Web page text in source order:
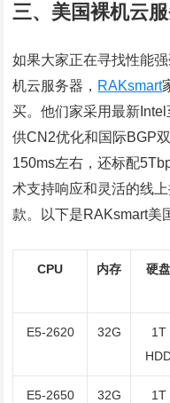
三、美国裸机云
如果大家正在寻找性能
机云服务器， RAKsmart
买。他们家采用最新
供CN2优化和国际BGP
150ms左右，还标配
术支持响应和灵活的线
款。以下是RAKsmart美
CPU 内存 硬盘
E5-2620 32G
1T
E5-2650 32G
1T